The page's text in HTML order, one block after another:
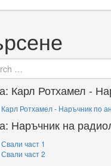
for
Карл Ротхамел -
Карл Ротхамел - Наръчник по
Наръчник на
Свали част 1
Свали част 2